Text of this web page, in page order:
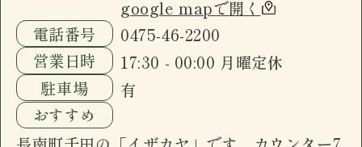
google mapで開く
電話番号
0475-46-2200
営業日時
17:30 - 00:00 月曜定休
駐車場
有
おすすめ